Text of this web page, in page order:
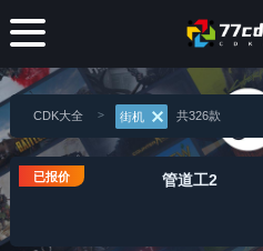
CDK大全 街机 共326款
已报价 管道工2